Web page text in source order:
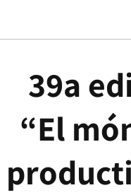
39a
“El